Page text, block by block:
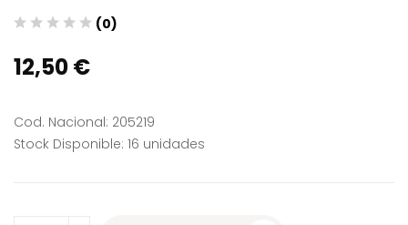
(0)
12,50 €
Cod. Nacional: 205219
Stock Disponible: 16 unidades